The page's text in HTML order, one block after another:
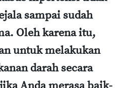
sampai sudah
Oleh karena itu,
untuk melakukan
darah secara